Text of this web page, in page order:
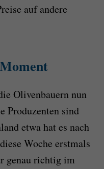
auf andere
Olivenbauern nun
Produzenten sind
etwa hat es nach
Woche erstmals
genau richtig im